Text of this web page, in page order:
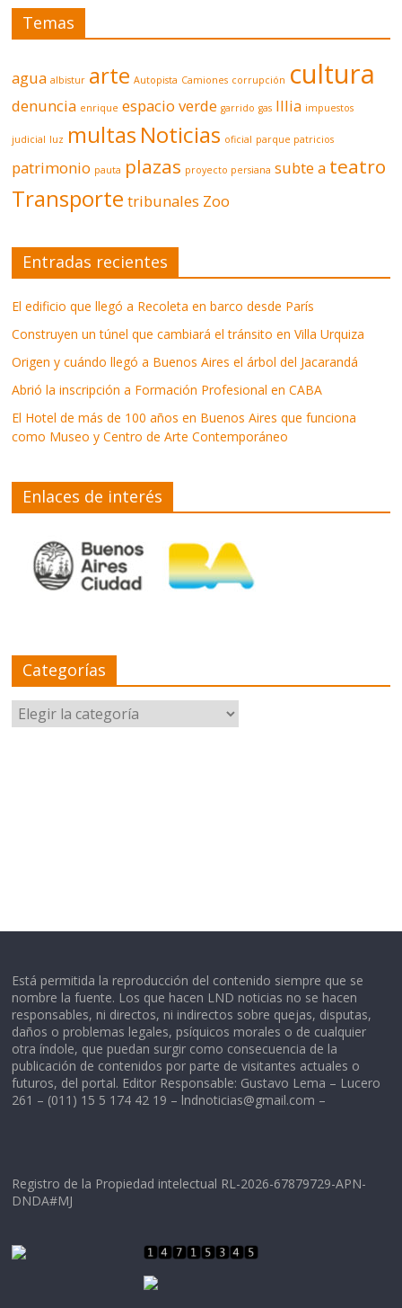
Temas
agua albistur arte Autopista Camiones corrupción cultura
denuncia enrique espacio verde garrido gas Illia impuestos
judicial luz multas Noticias oficial parque patricios
patrimonio pauta plazas proyecto persiana subte a teatro
Transporte tribunales Zoo
Entradas recientes
El edificio que llegó a Recoleta en barco desde París
Construyen un túnel que cambiará el tránsito en Villa Urquiza
Origen y cuándo llegó a Buenos Aires el árbol del Jacarandá
Abrió la inscripción a Formación Profesional en CABA
El Hotel de más de 100 años en Buenos Aires que funciona
como Museo y Centro de Arte Contemporáneo
Enlaces de interés
Categorías
Categorías
Está permitida la reproducción del contenido siempre que se
nombre la fuente. Los que hacen LND noticias no se hacen
responsables, ni directos, ni indirectos sobre quejas, disputas,
daños o problemas legales, psíquicos morales o de cualquier
otra índole, que puedan surgir como consecuencia de la
publicación de contenidos por parte de visitantes actuales o
futuros, del portal. Editor Responsable: Gustavo Lema – Lucero
261 – (011) 15 5 174 42 19 – lndnoticias@gmail.com –
Registro de la Propiedad intelectual RL-2026-67879729-APN-
DNDA#MJ